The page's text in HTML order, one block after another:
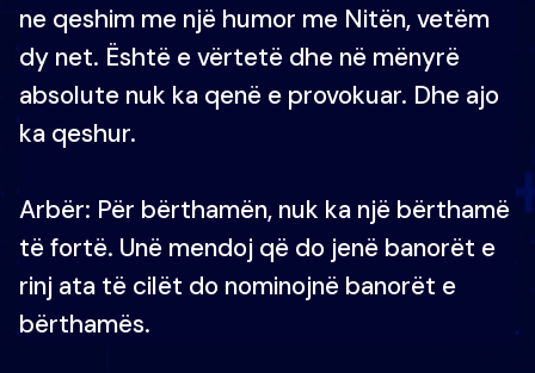
ne qeshim me një humor me Nitën, vetëm
dy net. Është e vërtetë dhe në mënyrë
absolute nuk ka qenë e provokuar. Dhe ajo
ka qeshur.
Arbër: Për bërthamën, nuk ka një bërthamë
të fortë. Unë mendoj që do jenë banorët e
rinj ata të cilët do nominojnë banorët e
bërthamës.